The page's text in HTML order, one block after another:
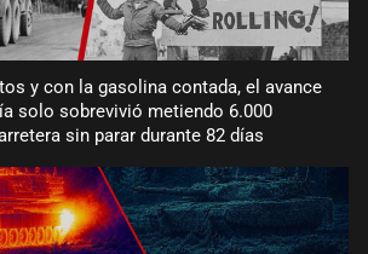
y con la gasolina contada, el avance
solo sobrevivió metiendo 6.000
sin parar durante 82 días